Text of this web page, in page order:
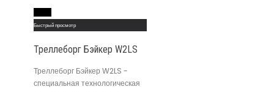
Быстрый просмотр
Треллеборг Бэйкер W2LS
Треллеборг Бэйкер W2LS -
специальная технологическая